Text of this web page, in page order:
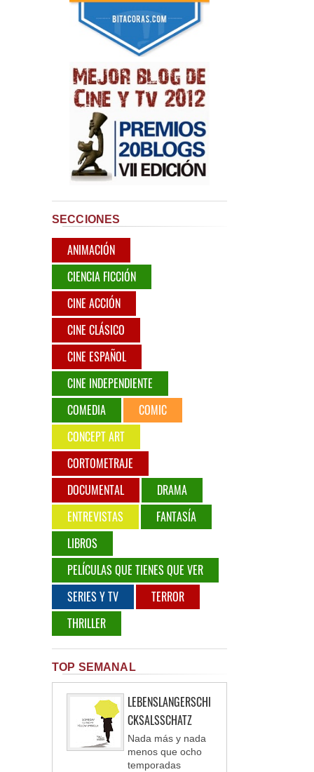
SECCIONES
ANIMACIÓN
CIENCIA FICCIÓN
CINE ACCIÓN
CINE CLÁSICO
CINE ESPAÑOL
CINE INDEPENDIENTE
COMEDIA
COMIC
CONCEPT ART
CORTOMETRAJE
DOCUMENTAL
DRAMA
ENTREVISTAS
FANTASÍA
LIBROS
PELÍCULAS QUE TIENES QUE VER
SERIES Y TV
TERROR
THRILLER
TOP SEMANAL
LEBENSLANGERSCHI
CKSALSSCHATZ
Nada más y nada
menos que ocho
temporadas